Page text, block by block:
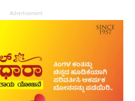
Advertisement